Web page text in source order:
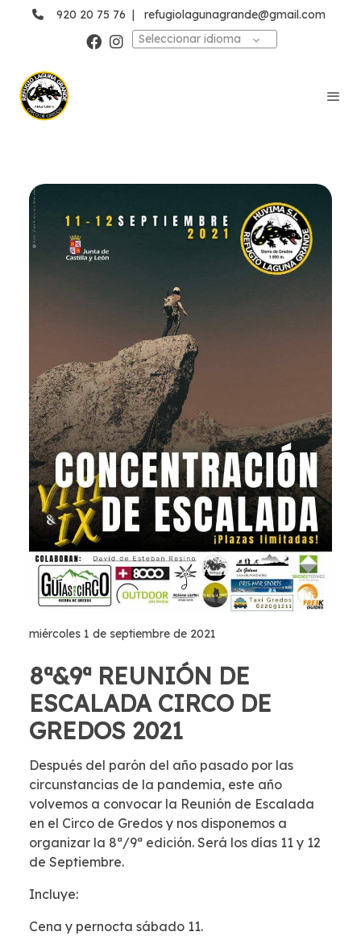
920 20 75 76 |
refugiolagunagrande@gmail.com
Seleccionar idioma
miércoles 1 de septiembre de 2021
8ª&9ª REUNIÓN DE
ESCALADA CIRCO DE
GREDOS 2021
Después del parón del año pasado por las
circunstancias de la pandemia, este año
volvemos a convocar la Reunión de Escalada
en el Circo de Gredos y nos disponemos a
organizar la 8ª/9ª edición. Será los días 11 y 12
de Septiembre.
Incluye:
Cena y pernocta sábado 11.